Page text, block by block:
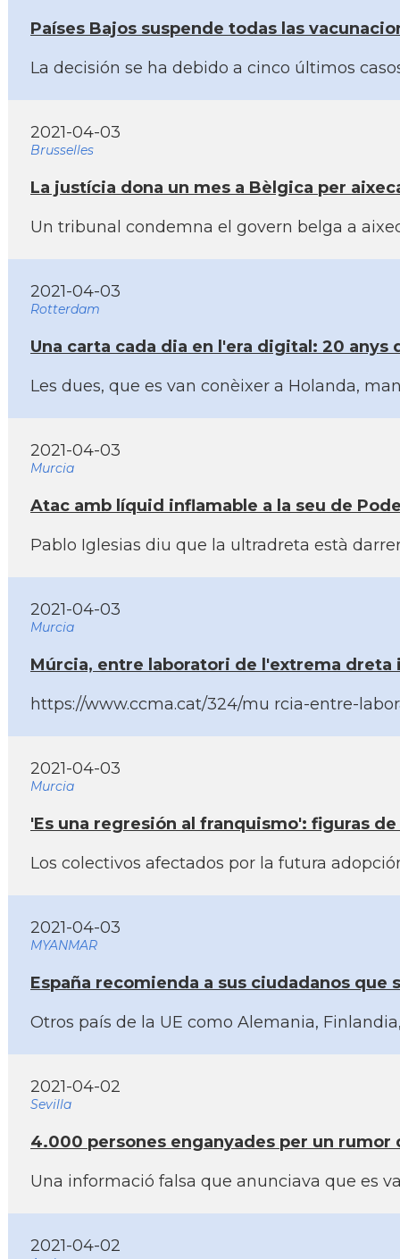
Paí­ses Bajos suspende todas las
La decisión se ha debido a cinco últimos
2021-04-03
Brusselles
La justí­cia dona un mes a Bèlgica per
Un tribunal condemna el govern belga a
2021-04-03
Rotterdam
Una carta cada dia en l'era digital: 20 anys
Les dues, que es van conèixer a Holanda,
2021-04-03
Murcia
Atac amb lí­quid inflamable a la seu de
Pablo Iglesias diu que la ultradreta està
2021-04-03
Murcia
Múrcia, entre laboratori de l'extrema dreta
https://www.ccma.cat/324/mu rcia-entre-
2021-04-03
Murcia
'Es una regresión al franquismo': figuras
Los colectivos afectados por la futura
2021-04-03
MYANMAR
España recomienda a sus ciudadanos que
Otros paí­s de la UE como Alemania,
2021-04-02
Sevilla
4.000 persones enganyades per un rumor
Una informació falsa que anunciava que es
2021-04-02